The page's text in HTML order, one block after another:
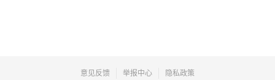
意见反馈 举报中心 隐私政策